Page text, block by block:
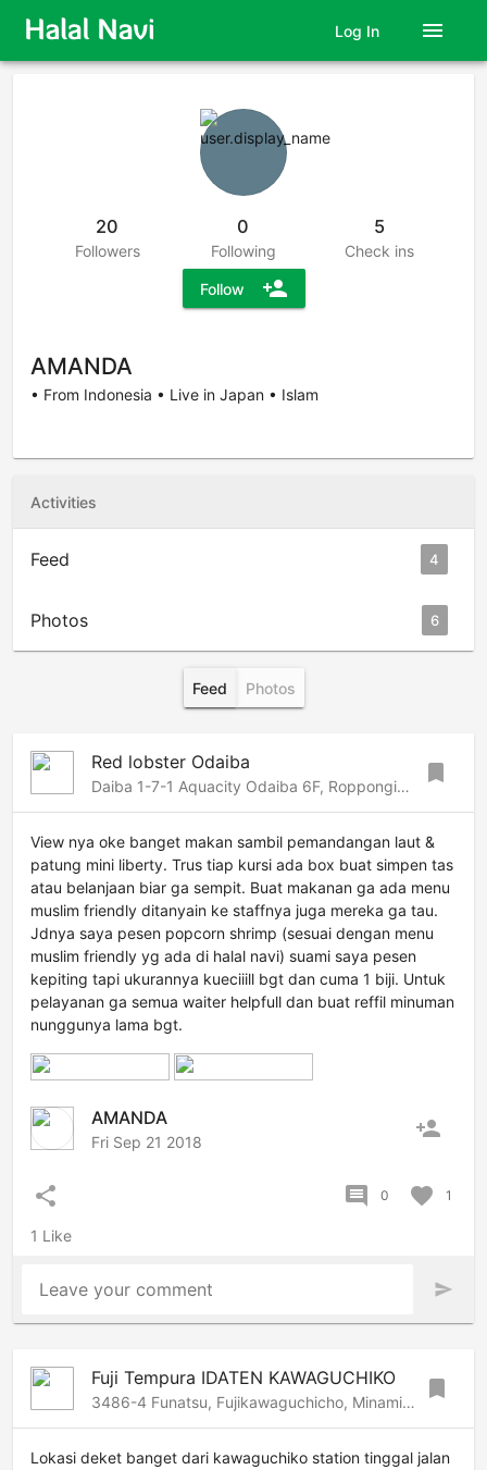
Log In menu
20
Followers
0
Following
5
Check ins
Follow person_add
AMANDA
• From Indonesia • Live in Japan • Islam
Activities
Feed 4
Photos 6
Feed Photos
Red lobster Odaiba
Daiba 1-7-1 Aquacity Odaiba 6F, Roppongi-Azabu, Tokyo, 135-8707 Japan bookmark
View nya oke banget makan sambil pemandangan laut &
patung mini liberty. Trus tiap kursi ada box buat simpen tas
atau belanjaan biar ga sempit. Buat makanan ga ada menu
muslim friendly ditanyain ke staffnya juga mereka ga tau.
Jdnya saya pesen popcorn shrimp (sesuai dengan menu
muslim friendly yg ada di halal navi) suami saya pesen
kepiting tapi ukurannya kueciiill bgt dan cuma 1 biji. Untuk
pelayanan ga semua waiter helpfull dan buat reffil minuman
nunggunya lama bgt.
AMANDA
Fri Sep 21 2018 person_add
share comment 0 favorite 1
1 Like
Leave your comment send
Fuji Tempura IDATEN KAWAGUCHIKO
3486-4 Funatsu, Fujikawaguchicho, Minamitsuru, Mt-Fuji-Hakone, 401-0301 Japan bookmark
Lokasi deket banget dari kawaguchiko station tinggal jalan